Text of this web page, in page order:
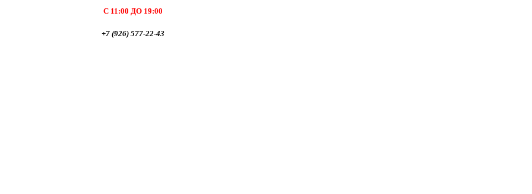
С 11:00 ДО 19:00
+7 (926) 577-22-43